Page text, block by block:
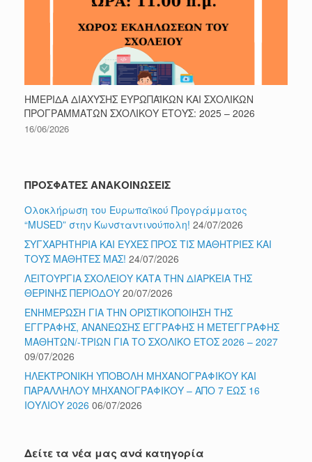
ΗΜΕΡΙΔΑ ΔΙΑΧΥΣΗΣ ΕΥΡΩΠΑΪΚΩΝ ΚΑΙ ΣΧΟΛΙΚΩΝ
ΠΡΟΓΡΑΜΜΑΤΩΝ ΣΧΟΛΙΚΟΥ ΕΤΟΥΣ: 2025 – 2026
16/06/2026
ΠΡΟΣΦΑΤΕΣ ΑΝΑΚΟΙΝΩΣΕΙΣ
Ολοκλήρωση του Ευρωπαϊκού Προγράμματος
“MUSED” στην Κωνσταντινούπολη! 24/07/2026
ΣΥΓΧΑΡΗΤΗΡΙΑ ΚΑΙ ΕΥΧΕΣ ΠΡΟΣ ΤΙΣ ΜΑΘΗΤΡΙΕΣ ΚΑΙ
ΤΟΥΣ ΜΑΘΗΤΕΣ ΜΑΣ! 24/07/2026
ΛΕΙΤΟΥΡΓΙΑ ΣΧΟΛΕΙΟΥ ΚΑΤΑ ΤΗΝ ΔΙΑΡΚΕΙΑ ΤΗΣ
ΘΕΡΙΝΗΣ ΠΕΡΙΟΔΟΥ 20/07/2026
ΕΝΗΜΕΡΩΣΗ ΓΙΑ ΤΗΝ ΟΡΙΣΤΙΚΟΠΟΙΗΣΗ ΤΗΣ
ΕΓΓΡΑΦΗΣ, ΑΝΑΝΕΩΣΗΣ ΕΓΓΡΑΦΗΣ Ή ΜΕΤΕΓΓΡΑΦΗΣ
ΜΑΘΗΤΩΝ/-ΤΡΙΩΝ ΓΙΑ ΤΟ ΣΧΟΛΙΚΟ ΕΤΟΣ 2026 – 2027
09/07/2026
ΗΛΕΚΤΡΟΝΙΚΗ ΥΠΟΒΟΛΗ ΜΗΧΑΝΟΓΡΑΦΙΚΟΥ ΚΑΙ
ΠΑΡΑΛΛΗΛΟΥ ΜΗΧΑΝΟΓΡΑΦΙΚΟΥ – ΑΠΟ 7 ΕΩΣ 16
ΙΟΥΛΙΟΥ 2026 06/07/2026
Δείτε τα νέα μας ανά κατηγορία